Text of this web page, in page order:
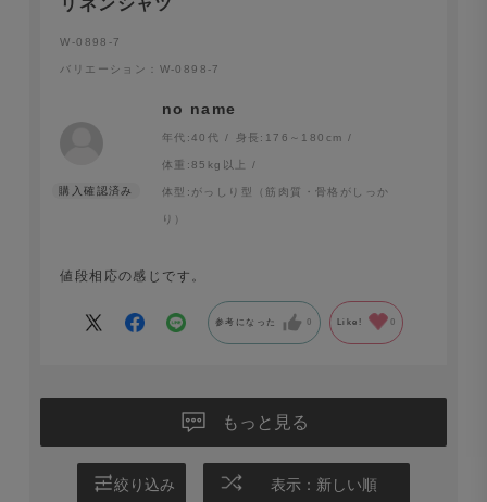
リネンシャツ
W-0898-7
バリエーション：W-0898-7
no name
年代:40代 身長: 176～180cm
体重:85kg以上
体型: がっしり型（筋肉質・骨格がしっか
り）
値段相応の感じです。
参考になった 0 Like! 0
もっと見る
絞り込み 表示：新しい順